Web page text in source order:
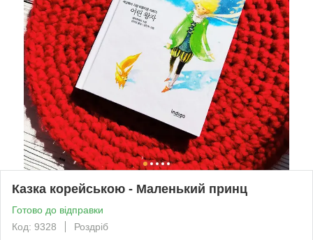
Казка корейською - Маленький принц
Готово до відправки
Код: 9328
Роздріб